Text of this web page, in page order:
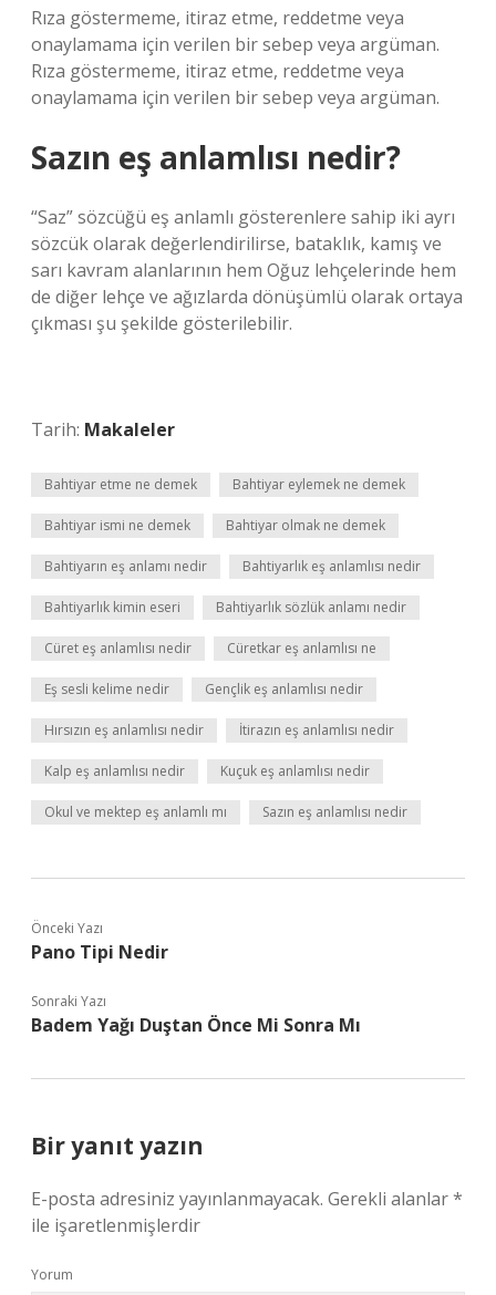
Rıza göstermeme, itiraz etme, reddetme veya
onaylamama için verilen bir sebep veya argüman.
Rıza göstermeme, itiraz etme, reddetme veya
onaylamama için verilen bir sebep veya argüman.
Sazın eş anlamlısı nedir?
“Saz” sözcüğü eş anlamlı gösterenlere sahip iki ayrı
sözcük olarak değerlendirilirse, bataklık, kamış ve
sarı kavram alanlarının hem Oğuz lehçelerinde hem
de diğer lehçe ve ağızlarda dönüşümlü olarak ortaya
çıkması şu şekilde gösterilebilir.
Tarih: Makaleler
Bahtiyar etme ne demek Bahtiyar eylemek ne demek
Bahtiyar ismi ne demek Bahtiyar olmak ne demek
Bahtiyarın eş anlamı nedir Bahtiyarlık eş anlamlısı nedir
Bahtiyarlık kimin eseri Bahtiyarlık sözlük anlamı nedir
Cüret eş anlamlısı nedir Cüretkar eş anlamlısı ne
Eş sesli kelime nedir Gençlik eş anlamlısı nedir
Hırsızın eş anlamlısı nedir İtirazın eş anlamlısı nedir
Kalp eş anlamlısı nedir Kuçuk eş anlamlısı nedir
Okul ve mektep eş anlamlı mı Sazın eş anlamlısı nedir
Önceki Yazı
Pano Tipi Nedir
Sonraki Yazı
Badem Yağı Duştan Önce Mi Sonra Mı
Bir yanıt yazın
E-posta adresiniz yayınlanmayacak. Gerekli alanlar*
ile işaretlenmişlerdir
Yorum